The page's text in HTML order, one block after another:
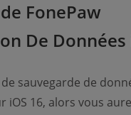
FonePaw
De
de sauvegarde de
iOS 16, alors vous